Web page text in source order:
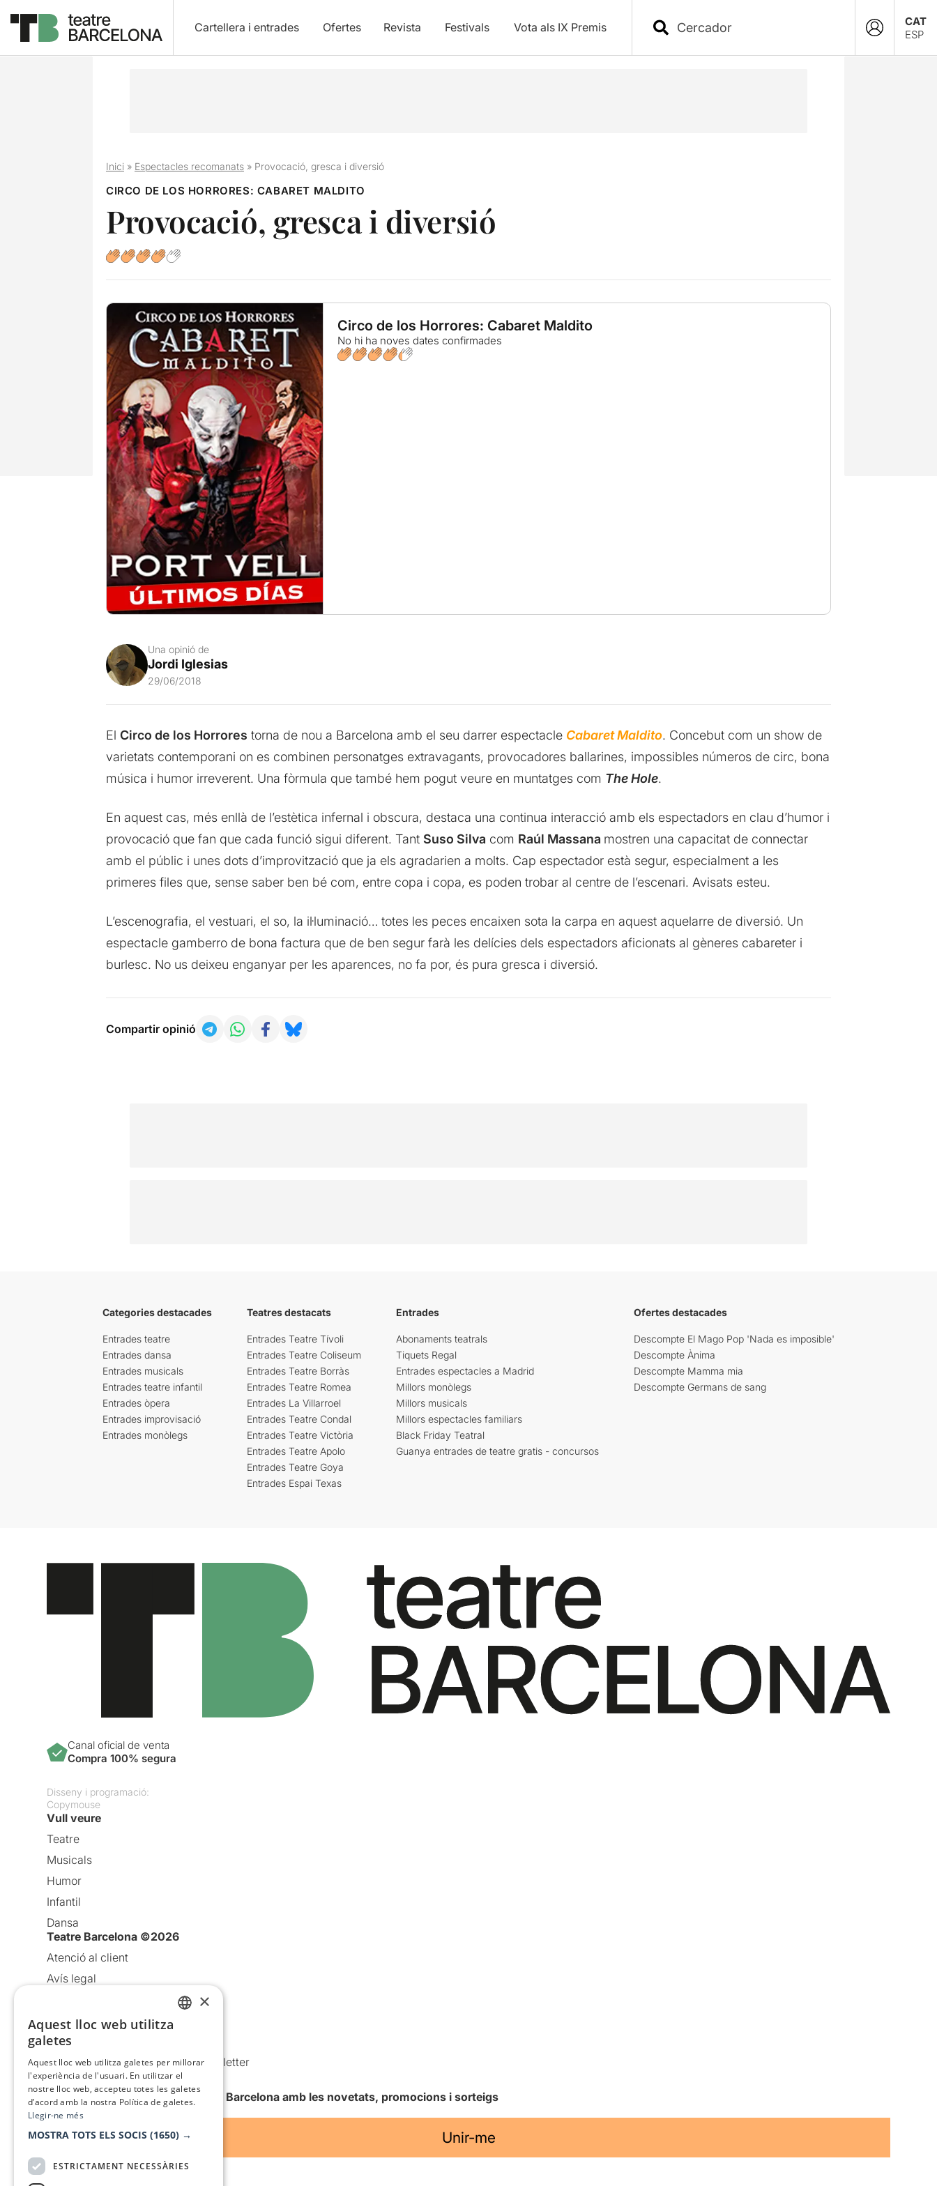
Cartellera i entrades Ofertes Revista Festivals Vota als IX Premis
CAT
ESP
Inici» Espectacles recomanats» Provocació, gresca i diversió
CIRCO DE LOS HORRORES: CABARET MALDITO
Provocació, gresca i diversió
Circo de los Horrores: Cabaret Maldito
No hi ha noves dates confirmades
Una opinió de
Jordi Iglesias
29/06/2018
El Circo de los Horrores torna de nou a Barcelona amb el seu darrer espectacle Cabaret Maldito. Concebut com un show de
varietats contemporani on es combinen personatges extravagants, provocadores ballarines, impossibles números de circ, bona
música i humor irreverent. Una fòrmula que també hem pogut veure en muntatges com The Hole.
En aquest cas, més enllà de l’estètica infernal i obscura, destaca una continua interacció amb els espectadors en clau d’humor i
provocació que fan que cada funció sigui diferent. Tant Suso Silva com Raúl Massana mostren una capacitat de connectar
amb el públic i unes dots d’improvització que ja els agradarien a molts. Cap espectador està segur, especialment a les
primeres files que, sense saber ben bé com, entre copa i copa, es poden trobar al centre de l’escenari. Avisats esteu.
L’escenografia, el vestuari, el so, la il·luminació… totes les peces encaixen sota la carpa en aquest aquelarre de diversió. Un
espectacle gamberro de bona factura que de ben segur farà les delícies dels espectadors aficionats al gèneres cabareter i
burlesc. No us deixeu enganyar per les aparences, no fa por, és pura gresca i diversió.
Compartir opinió
Categories destacades
Entrades teatre
Entrades dansa
Entrades musicals
Entrades teatre infantil
Entrades òpera
Entrades improvisació
Entrades monòlegs
Teatres destacats
Entrades Teatre Tívoli
Entrades Teatre Coliseum
Entrades Teatre Borràs
Entrades Teatre Romea
Entrades La Villarroel
Entrades Teatre Condal
Entrades Teatre Victòria
Entrades Teatre Apolo
Entrades Teatre Goya
Entrades Espai Texas
Entrades
Abonaments teatrals
Tiquets Regal
Entrades espectacles a Madrid
Millors monòlegs
Millors musicals
Millors espectacles familiars
Black Friday Teatral
Guanya entrades de teatre gratis - concursos
Ofertes destacades
Descompte El Mago Pop 'Nada es imposible'
Descompte Ànima
Descompte Mamma mia
Descompte Germans de sang
Canal oficial de venta
Compra 100% segura
Disseny i programació:
Copymouse
Vull veure
Teatre
Musicals
Humor
Infantil
Dansa
Teatre Barcelona ©2026
Atenció al client
Avís legal
Política de cookies
Condicions d’ús
Comunicacions comercials i Newsletter
Anuncia’t
Vull rebre la newsletter de Teatre Barcelona amb les novetats, promocions i sorteigs
Unir-me
×
Aquest lloc web utilitza
galetes
Aquest lloc web utilitza galetes per millorar
l'experiència de l'usuari. En utilitzar el
nostre lloc web, accepteu totes les galetes
d’acord amb la nostra Política de galetes.
Llegir-ne més
MOSTRA TOTS ELS SOCIS (1650) →
ESTRICTAMENT NECESSÀRIES